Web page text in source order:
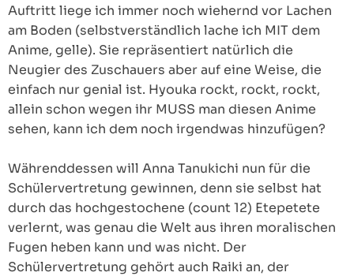
Auftritt liege ich immer noch wiehernd vor Lachen
am Boden (selbstverständlich lache ich MIT dem
Anime, gelle). Sie repräsentiert natürlich die
Neugier des Zuschauers aber auf eine Weise, die
einfach nur genial ist. Hyouka rockt, rockt, rockt,
allein schon wegen ihr MUSS man diesen Anime
sehen, kann ich dem noch irgendwas hinzufügen?
Währenddessen will Anna Tanukichi nun für die
Schülervertretung gewinnen, denn sie selbst hat
durch das hochgestochene (count 12) Etepetete
verlernt, was genau die Welt aus ihren moralischen
Fugen heben kann und was nicht. Der
Schülervertretung gehört auch Raiki an, der